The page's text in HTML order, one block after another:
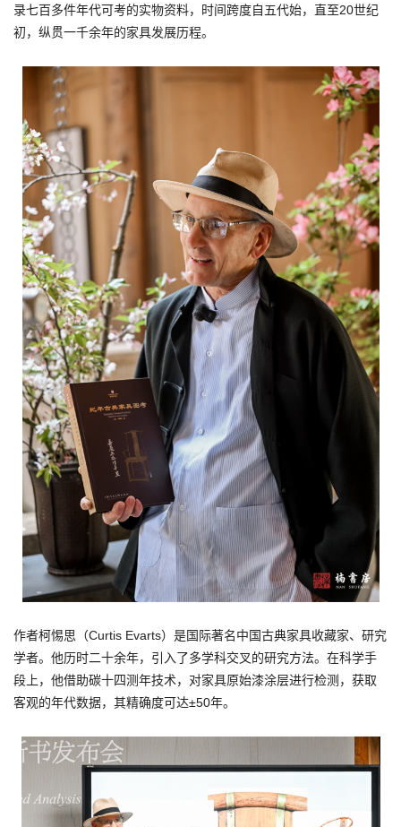
录七百多件年代可考的实物资料，时间跨度自五代始，直至20世纪
初，纵贯一千余年的家具发展历程。
作者柯惕思（Curtis Evarts）是国际著名中国古典家具收藏家、研究
学者。他历时二十余年，引入了多学科交叉的研究方法。在科学手
段上，他借助碳十四测年技术，对家具原始漆涂层进行检测，获取
客观的年代数据，其精确度可达±50年。